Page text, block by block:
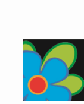
innhold